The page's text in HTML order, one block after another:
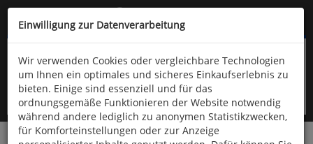
Kompletten Head der Seite überspringen
oder (06766) 9323-960
Einwilligung zur Datenverarbeitung
Wir verwenden Cookies oder vergleichbare Technologien
um Ihnen ein optimales und sicheres Einkaufserlebnis zu
bieten. Einige sind essenziell und für das
ordnungsgemäße Funktionieren der Website notwendig
während andere lediglich zu anonymen Statistikzwecken,
für Komforteinstellungen oder zur Anzeige